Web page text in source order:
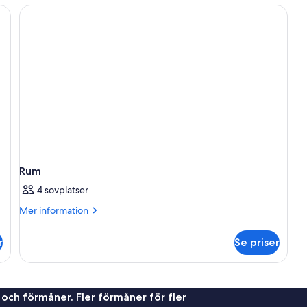
Rum
4 sovplatser
Mer information
Mer
Se priser
förmåner. Fler förmåner för fler